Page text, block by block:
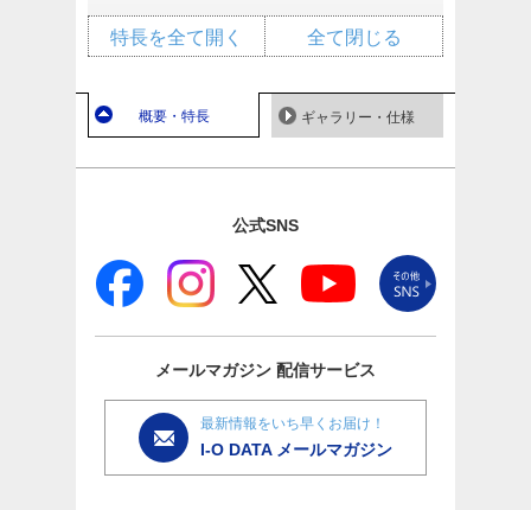
全て閉じる
特長を全て開く
概要・特長 ギャラリー・仕様
公式SNS
メールマガジン 配信サービス
最新情報をいち早くお届け！
I-O DATA メールマガジン